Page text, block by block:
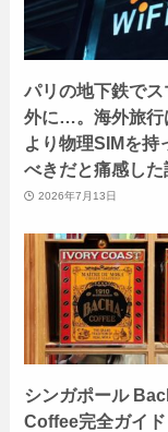
パリの地下鉄でス
外に…。海外旅行
より物理SIMを持
べきだと痛感した
2026年7月13日
シンガポール
Coffee完全ガイ